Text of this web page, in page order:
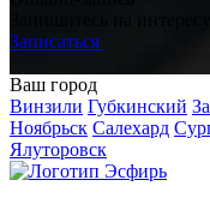
Запишитесь на
Записаться
Ваш город
Винзили Губкинский
Ноябрьск Салехард
Ялуторовск